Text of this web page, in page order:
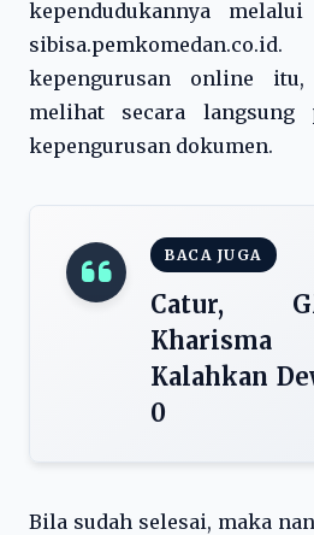
kependudukannya
kepengurusan online itu,
melihat secara langsung
kepengurusan dokumen.
BACA JUGA
Catur,
Kalahkan
0
Bila sudah selesai, maka